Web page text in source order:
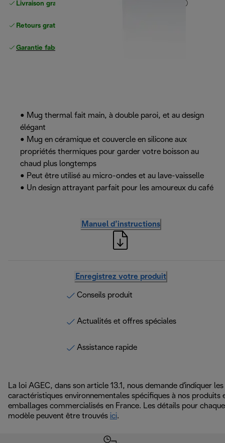
Livraison gratuite standard
Retours gratuits
Garantie fabricant complète
• Mug thermal fait main, à double paroi, et au design
élégant
• Mug en céramique et couvercle en silicone aux
propriétés thermiques pour garder votre boisson au
chaud plus longtemps
• Peut être utilisé au micro-ondes et au lave-vaisselle
• Un design attrayant parfait pour les amoureux du café
Manuel d’instructions
Enregistrez votre produit
Conseils produit
Actualités et offres spéciales
Assistance rapide
La loi AGEC, dans son article 13.1, nous demande d'indiquer les
caractéristiques environnementales spécifiques à nos produits
emballages commercialisés en France. Les détails pour chaque
modèle peuvent être trouvés ici.